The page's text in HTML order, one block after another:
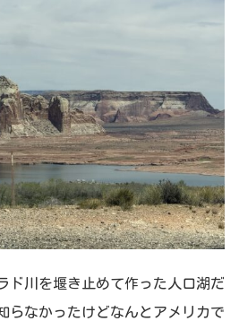
ド川を堰き止めて作った人口湖だ
らなかったけどなんとアメリカで